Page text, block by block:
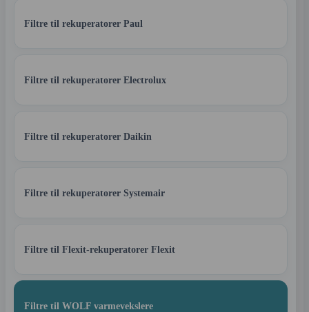
Filtre til rekuperatorer Paul
Filtre til rekuperatorer Electrolux
Filtre til rekuperatorer Daikin
Filtre til rekuperatorer Systemair
Filtre til Flexit-rekuperatorer Flexit
Filtre til WOLF varmevekslere